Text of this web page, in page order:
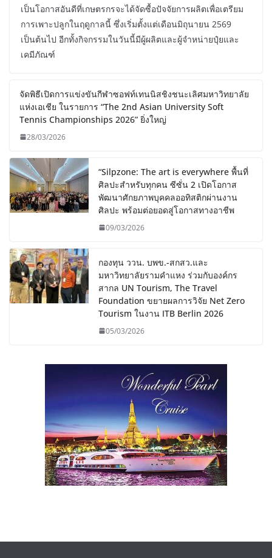
เป็นโอกาสอันดีที่เกษตรกรจะได้จัดซื้อปัจจัยการผลิตเพื่อเตรียม
การเพาะปลูกในฤดูกาลนี้ ซึ่งเริ่มตั้งแต่เดือนมิถุนายน 2569
เป็นต้นไป อีกทั้งกิจกรรมในวันนี้มีผู้ผลิตและผู้จำหน่ายปุ๋ยและ
เคมีภัณฑ์
จัดพิธีเปิดการแข่งขันกีฬาซอฟท์เทนนิสชิงชนะเลิศมหาวิทยาลัย
แห่งเอเชีย ในรายการ “The 2nd Asian University Soft
Tennis Championships 2026” ยิ่งใหญ่
28/03/2026
“Silpzone: The art is everywhere พื้นที่
ศิลปะสำหรับทุกคน ซีซั่น 2 เปิดโอกาส
พัฒนาศักยภาพบุคคลออทิสติกผ่านงาน
ศิลปะ พร้อมต่อยอดสู่โอกาสทางอาชีพ
09/03/2026
กองทุน ววน. บพข.-สกสว.และ
มหาวิทยาลัยรามคำแหง ร่วมกับองค์กร
สากล UN Tourism, The Travel
Foundation ขยายผลการวิจัย Net Zero
Tourism ในงาน ITB Berlin 2026
05/03/2026